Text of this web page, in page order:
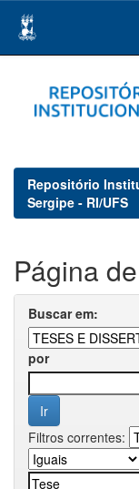
navigation
Repositório
Sergipe - RI/UFS
Página
Buscar em:
por
Filtros correntes: